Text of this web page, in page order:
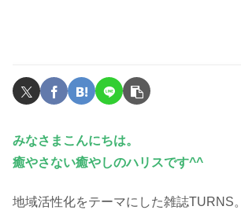
みなさまこんにちは。
癒やさない癒やしのハリスです^^
地域活性化をテーマにした雑誌TURNS。